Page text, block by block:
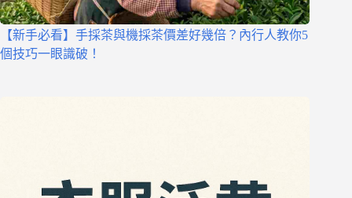
【新手必看】手採茶與機採茶價差好幾倍？內行人教你5
個技巧一眼識破！